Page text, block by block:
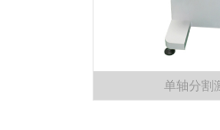
单轴分割